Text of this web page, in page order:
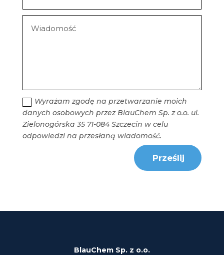
Wyrażam zgodę na przetwarzanie moich
danych osobowych przez BlauChem Sp. z o.o. ul.
Zielonogórska 35 71-084 Szczecin w celu
odpowiedzi na przesłaną wiadomość.
Prześlij
BlauChem Sp. z o.o.